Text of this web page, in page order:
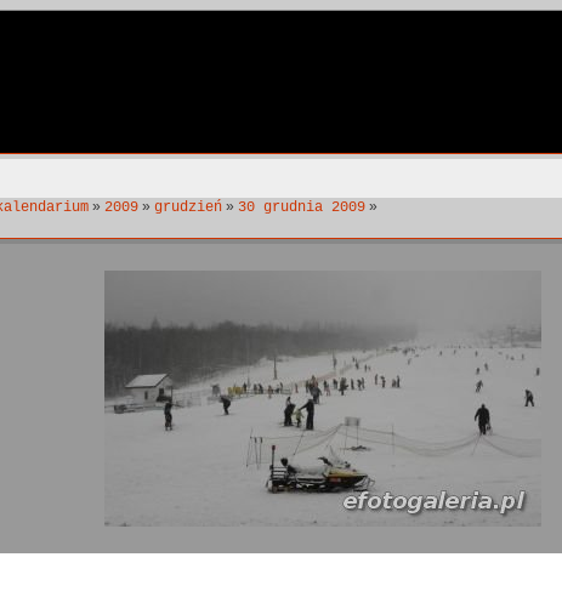
» 2009 » grudzień » 30 grudnia 2009 »